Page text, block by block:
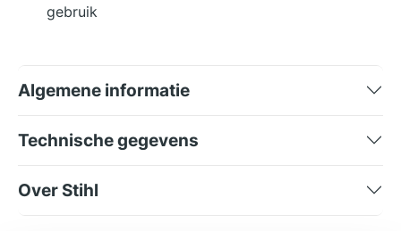
gebruik
Algemene informatie
Technische gegevens
Over Stihl